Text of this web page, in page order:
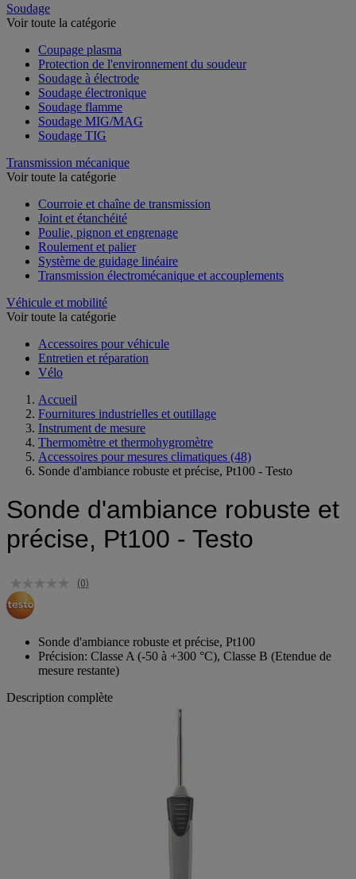
Soudage
Voir toute la catégorie
Coupage plasma
Protection de l'environnement du soudeur
Soudage à électrode
Soudage électronique
Soudage flamme
Soudage MIG/MAG
Soudage TIG
Transmission mécanique
Voir toute la catégorie
Courroie et chaîne de transmission
Joint et étanchéité
Poulie, pignon et engrenage
Roulement et palier
Système de guidage linéaire
Transmission électromécanique et accouplements
Véhicule et mobilité
Voir toute la catégorie
Accessoires pour véhicule
Entretien et réparation
Vélo
Accueil
Fournitures industrielles et outillage
Instrument de mesure
Thermomètre et thermohygromètre
Accessoires pour mesures climatiques (48)
Sonde d'ambiance robuste et précise, Pt100 - Testo
Sonde d'ambiance robuste et
précise, Pt100 - Testo
(0)
Sonde d'ambiance robuste et précise, Pt100
Précision: Classe A (-50 à +300 °C), Classe B (Etendue de
mesure restante)
Description complète